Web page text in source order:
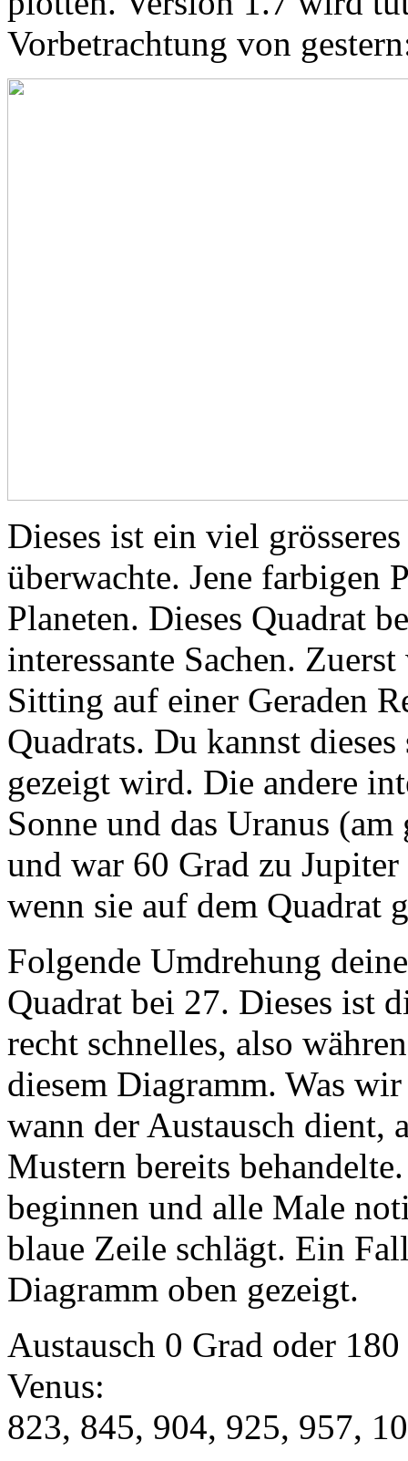
Vorbetrachtung von
Dieses ist ein viel
überwachte. Jene farbigen
Planeten. Dieses Quadrat
interessante Sachen.
Sitting auf einer Geraden
Quadrats. Du kannst
gezeigt wird. Die andere
Sonne und das Uranus
und war 60 Grad zu
wenn sie auf dem Quadrat
Folgende Umdrehung
Quadrat bei 27. Dieses ist
recht schnelles, also
diesem Diagramm. Was
wann der Austausch dient,
Mustern bereits
beginnen und alle Male
blaue Zeile schlägt. Ein
Diagramm oben gezeigt.
Austausch 0 Grad oder
Venus:
823, 845, 904, 925, 957,